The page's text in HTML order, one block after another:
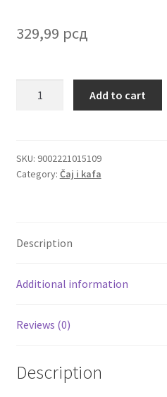
FAQ
Igračke
Cvece
Destilati
Jack Daniel’s
Rakija
Poklon aranzmani izdvajamo
329,99 рсд
kremasti
čaj
Add to cart
SKU: 9002221015109
Category: Čaj i kafa
Description
Additional information
Reviews (0)
Description